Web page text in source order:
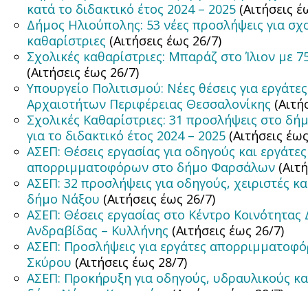
κατά το διδακτικό έτος 2024 – 2025 (Αιτήσεις
Δήμος Ηλιούπολης: 53 νέες προσλήψεις για
καθαρίστριες (Αιτήσεις έως 26/7)
Σχολικές καθαρίστριες: Μπαράζ στο Ίλιον με
(Αιτήσεις έως 26/7)
Υπουργείο Πολιτισμού: Νέες θέσεις για
Αρχαιοτήτων Περιφέρειας Θεσσαλονίκης
Σχολικές Καθαρίστριες: 31 προσλήψεις στο
για το διδακτικό έτος 2024 – 2025 (Αιτήσεις
ΑΣΕΠ: Θέσεις εργασίας για οδηγούς και εργάτες
απορριμματοφόρων στο δήμο Φαρσάλων
ΑΣΕΠ: 32 προσλήψεις για οδηγούς, χειριστές
δήμο Νάξου (Αιτήσεις έως 26/7)
ΑΣΕΠ: Θέσεις εργασίας στο Κέντρο
Ανδραβίδας – Κυλλήνης (Αιτήσεις έως 26/7)
ΑΣΕΠ: Προσλήψεις για εργάτες
Σκύρου (Αιτήσεις έως 28/7)
ΑΣΕΠ: Προκήρυξη για οδηγούς, υδραυλικούς